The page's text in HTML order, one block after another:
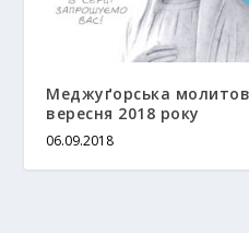
Меджуґорська
вересня 2018 року
06.09.2018